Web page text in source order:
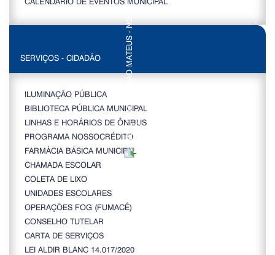
SERVIÇOS - CIDADÃO
ILUMINAÇÃO PÚBLICA
BIBLIOTECA PÚBLICA MUNICIPAL
LINHAS E HORÁRIOS DE ÔNIBUS
PROGRAMA NOSSOCRÉDITO
FARMÁCIA BÁSICA MUNICIPAL
CHAMADA ESCOLAR
COLETA DE LIXO
UNIDADES ESCOLARES
OPERAÇÕES FOG (FUMACÊ)
CONSELHO TUTELAR
CARTA DE SERVIÇOS
LEI ALDIR BLANC 14.017/2020